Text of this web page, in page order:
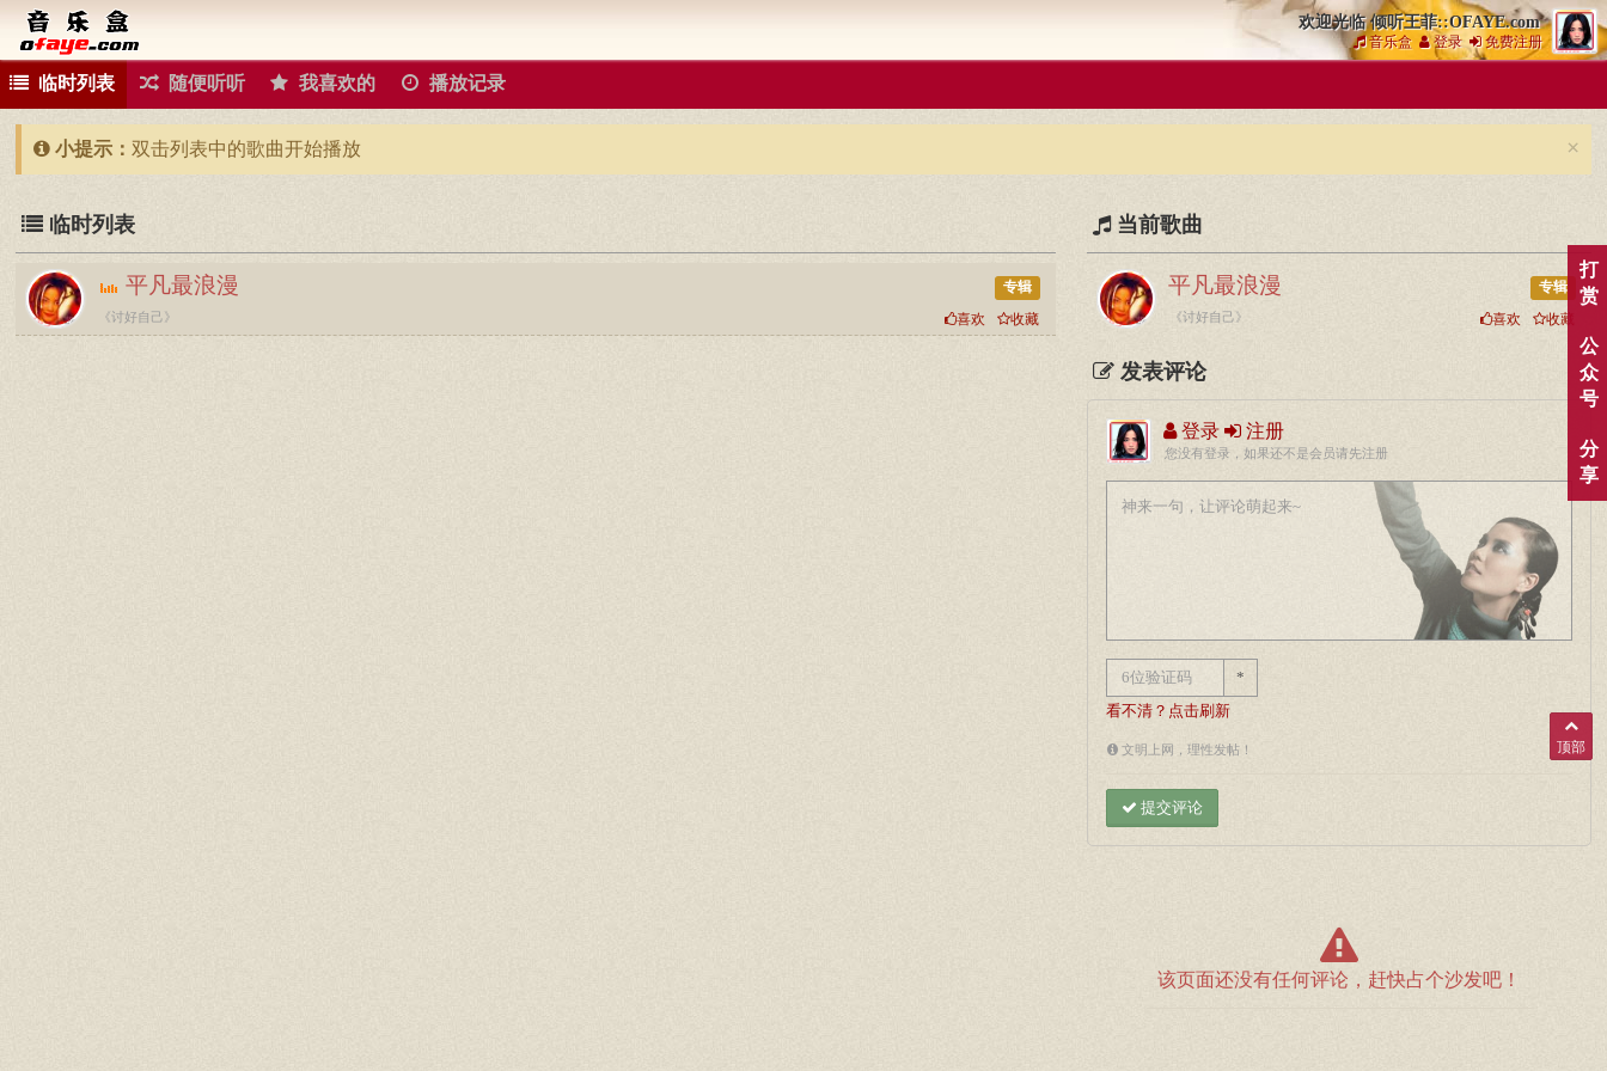
欢迎光临 倾听王菲::OFAYE.com
音乐盒 登录 免费注册
临时列表 随便听听 我喜欢的 播放记录
×
小提示： 双击列表中的歌曲开始播放
临时列表
专辑
喜欢 收藏
平凡最浪漫
《讨好自己》
当前歌曲
专辑
喜欢 收藏
平凡最浪漫
《讨好自己》
发表评论
登录 注册
您没有登录，如果还不是会员请先注册
*
看不清？点击刷新
文明上网，理性发帖！
提交评论
该页面还没有任何评论，赶快占个沙发吧！
打
赏
公
众
号
分
享
顶部